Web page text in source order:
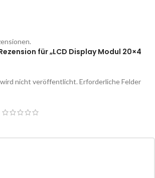
für „LCD Display Modul 20×4
nicht veröffentlicht. Erforderliche Felder